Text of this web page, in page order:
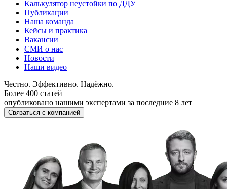
Калькулятор неустойки по ДДУ
Публикации
Наша команда
Кейсы и практика
Вакансии
СМИ о нас
Новости
Наши видео
Честно. Эффективно. Надёжно.
Более 400 статей
опубликовано нашими экспертами за последние 8 лет
Связаться с компанией